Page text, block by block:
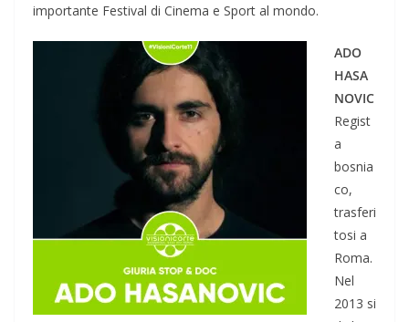
importante Festival di Cinema e Sport al mondo.
ADO
HASA
NOVIC
Regist
a
bosnia
co,
trasferi
tosi a
Roma.
Nel
2013 si